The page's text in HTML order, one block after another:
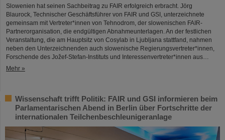
Slowenien hat seinen Sachbeitrag zu FAIR erfolgreich erbracht. Jörg
Blaurock, Technischer Geschäftsführer von FAIR und GSI, unterzeichnete
gemeinsam mit Vertreter*innen von Tehnodrom, der slowenischen FAIR-
Partnerorganisation, die endgültigen Abnahmeunterlagen. An der festlichen
Veranstaltung, die am Hauptsitz von Cosylab in Ljubljana stattfand, nahmen
neben den Unterzeichnenden auch slowenische Regierungsvertreter*innen,
Forschende des Jožef-Stefan-Instituts und Interessenvertreter*innen aus…
Mehr »
Wissenschaft trifft Politik: FAIR und GSI informieren beim
Parlamentarischen Abend in Berlin über Fortschritte der
internationalen Teilchenbeschleunigeranlage